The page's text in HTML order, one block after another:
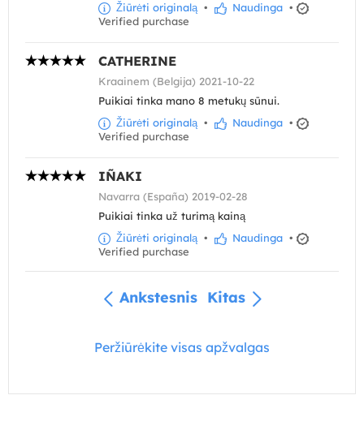
Žiūrėti originalą • Naudinga •
Verified purchase
CATHERINE
Kraainem (Belgija) 2021-10-22
Puikiai tinka mano 8 metukų sūnui.
Žiūrėti originalą • Naudinga •
Verified purchase
IÑAKI
Navarra (España) 2019-02-28
Puikiai tinka už turimą kainą
Žiūrėti originalą • Naudinga •
Verified purchase
Ankstesnis Kitas
Peržiūrėkite visas apžvalgas